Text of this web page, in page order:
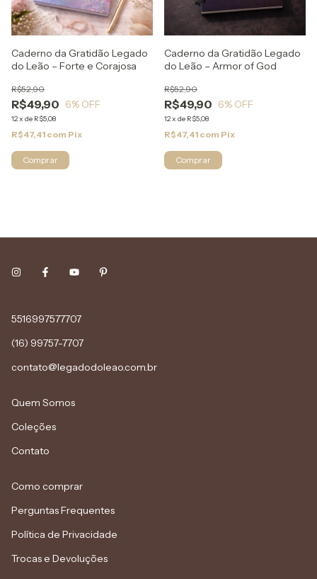
Caderno da Gratidão Legado
do Leão – Forte e Corajosa
R$49,90
R$52,90
6% OFF
12x de R$5,08
R$47,41 com Pix
Caderno da Gratidão Legado
do Leão – Armor of God
R$49,90
R$52,90
6% OFF
12x de R$5,08
R$47,41 com Pix
5516997577707
(16) 99757-7707
contato@legadodoleao.com.br
Quem Somos
Coleções
Contato
Como comprar
Perguntas Frequentes
Política de Privacidade
Trocas e Devoluções